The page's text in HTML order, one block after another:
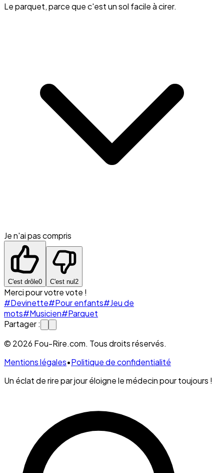
Le parquet, parce que c'est un sol facile à cirer.
Je n'ai pas compris
C'est drôle0 C'est nul2
Merci pour votre vote !
#Devinette#Pour enfants#Jeu de
mots#Musicien#Parquet
Partager :
© 2026 Fou-Rire.com. Tous droits réservés.
Mentions légales•Politique de confidentialité
Un éclat de rire par jour éloigne le médecin pour toujours !